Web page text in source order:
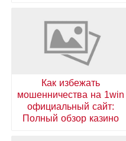
Как избежать
мошенничества на 1win
официальный сайт:
Полный обзор казино